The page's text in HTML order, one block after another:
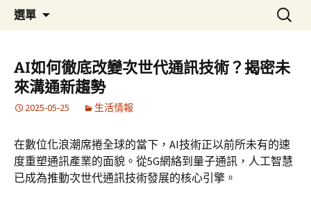
選單
要
內
容
搜
尋
鍵
字:
AI如何徹底改變次世代通訊技術？揭密未
來溝通新趨勢
2025-05-25 生活情報
在數位化浪潮席捲全球的當下，AI技術正以前所未有的速
度重塑通訊產業的面貌。從5G網絡到量子通訊，人工智慧
已成為推動次世代通訊技術發展的核心引擎。